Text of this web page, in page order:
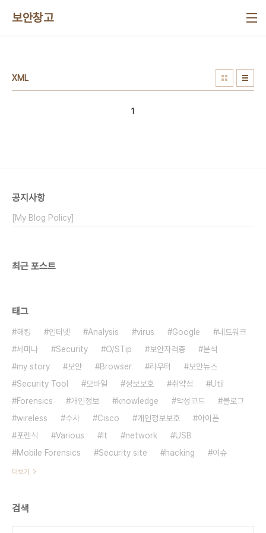
보안창고
XML
1
공지사항
[My Blog Policy]
최근 포스트
태그
해킹 인터넷 Analysis virus Google
네트워크
세미나
Security O/STip 보안자격증
분석
my story
보안 Browser 라우터
보안뉴스
Security Tool
모바일 정보보호 취약점
Util
Forensics
개인정보 knowledge 악성코드
블로그
wireless
수사 Cisco 개인정보보호
아이폰
포렌식
Various It network
USB
Mobile Forensics
Security site hacking 이슈
더보기
검색